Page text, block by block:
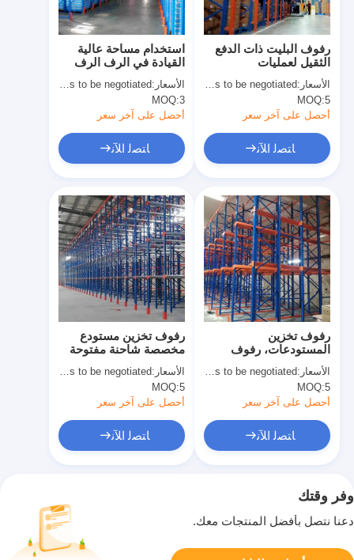
استخدام مساحة عالية
القيادة في الرف الرف
الرف التخزين الرف
المصنع البيع المباشر
الأسعار:Price needs to be negotiated
MOQ:3
أحصل على آخر سعر
ﺎﺘﺼﻟ ﺍﻶﻧ
رفوف البليت ذات الدفع
الثقيل لعمليات
المستودعات التي تدخل
أولاً تخرج أولاً للبيع
الأسعار:Price needs to be negotiated
MOQ:5
أحصل على آخر سعر
ﺎﺘﺼﻟ ﺍﻶﻧ
رفوف تخزين مستودع
مخصصة شاحنة مفتوحة
القيادة في رف مع
استخدام المساحة العالية
الأسعار:Price needs to be negotiated
MOQ:5
أحصل على آخر سعر
ﺎﺘﺼﻟ ﺍﻶﻧ
رفوف تخزين
المستودعات، رفوف
البليت ذات الدخول، للبيع
الأسعار:Price needs to be negotiated
MOQ:5
أحصل على آخر سعر
ﺎﺘﺼﻟ ﺍﻶﻧ
وفر وقتك
دعنا نتصل بأفضل المنتجات معك.